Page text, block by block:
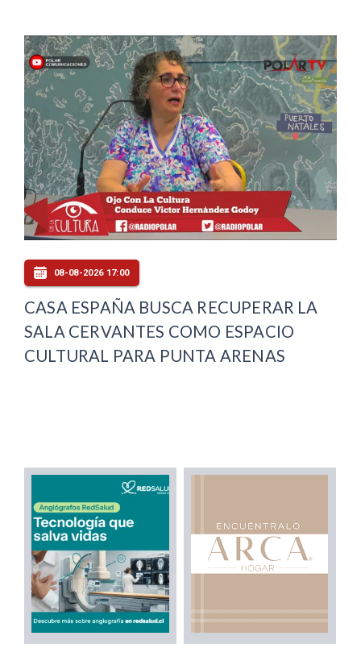
08-08-2026 17:00
CASA ESPAÑA BUSCA RECUPERAR LA
SALA CERVANTES COMO ESPACIO
CULTURAL PARA PUNTA ARENAS